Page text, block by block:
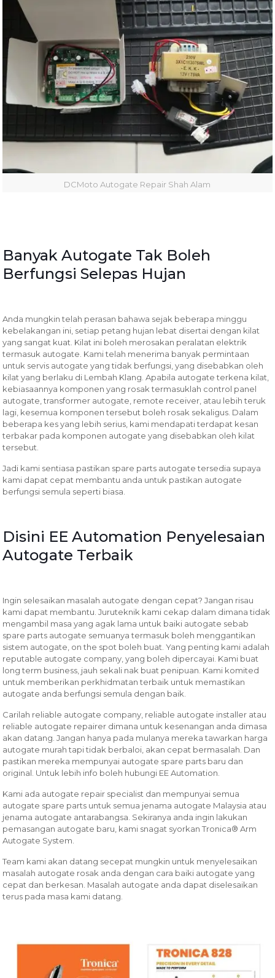
DCMoto Autogate Repair Shah Alam
Banyak Autogate Tak Boleh
Berfungsi Selepas Hujan
Anda mungkin telah perasan bahawa sejak beberapa minggu
kebelakangan ini, setiap petang hujan lebat disertai dengan kilat
yang sangat kuat. Kilat ini boleh merosakan peralatan elektrik
termasuk autogate. Kami telah menerima banyak permintaan
untuk servis autogate yang tidak berfungsi, yang disebabkan oleh
kilat yang berlaku di Lembah Klang. Apabila autogate terkena kilat,
kebiasaannya komponen yang rosak termasuklah control panel
autogate, transformer autogate, remote receiver, atau lebih teruk
lagi, kesemua komponen tersebut boleh rosak sekaligus. Dalam
beberapa kes yang lebih serius, kami mendapati terdapat kesan
terbakar pada komponen autogate yang disebabkan oleh kilat
tersebut.
Jadi kami sentiasa pastikan spare parts autogate tersedia supaya
kami dapat cepat membantu anda untuk pastikan autogate
berfungsi semula seperti biasa.
Disini EE Automation Penyelesaian
Autogate Terbaik
Ingin selesaikan masalah autogate dengan cepat? Jangan risau
kami dapat membantu. Juruteknik kami cekap dalam dimana tidak
mengambil masa yang agak lama untuk baiki autogate sebab
spare parts autogate semuanya termasuk boleh menggantikan
sistem autogate, on the spot boleh buat. Yang penting kami adalah
reputable autogate company, yang boleh dipercayai. Kami buat
long term business, jauh sekali nak buat penipuan. Kami komited
untuk memberikan perkhidmatan terbaik untuk memastikan
autogate anda berfungsi semula dengan baik.
Carilah reliable autogate company, reliable autogate installer atau
reliable autogate repairer dimana untuk kesenangan anda dimasa
akan datang. Jangan hanya pada mulanya mereka tawarkan harga
autogate murah tapi tidak berbaloi, akan cepat bermasalah. Dan
pastikan mereka mempunyai autogate spare parts baru dan
original. Untuk lebih info boleh hubungi EE Automation.
Kami ada autogate repair specialist dan mempunyai semua
autogate spare parts untuk semua jenama autogate Malaysia atau
jenama autogate antarabangsa. Sekiranya anda ingin lakukan
pemasangan autogate baru, kami snagat syorkan Tronica® Arm
Autogate System.
Team kami akan datang secepat mungkin untuk menyelesaikan
masalah autogate rosak anda dengan cara baiki autogate yang
cepat dan berkesan. Masalah autogate anda dapat diselesaikan
terus pada masa kami datang.